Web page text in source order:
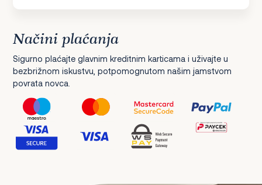
Načini plaćanja
Sigurno plaćajte glavnim kreditnim karticama i uživajte u
bezbrižnom iskustvu, potpomognutom našim jamstvom
povrata novca.